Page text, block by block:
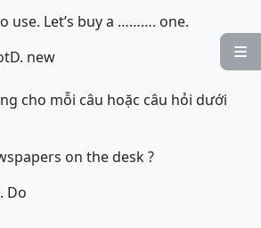

use. Let’s buy a ………. one.
D. new
cho mỗi câu hoặc câu hỏi dưới
on the desk ?
Do